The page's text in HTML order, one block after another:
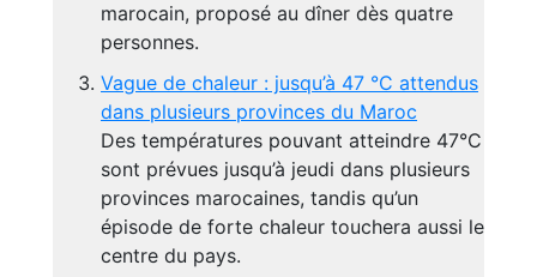
marocain, proposé au dîner dès quatre
personnes.
Vague de chaleur : jusqu’à 47 °C attendus
dans plusieurs provinces du Maroc
Des températures pouvant atteindre 47°C
sont prévues jusqu’à jeudi dans plusieurs
provinces marocaines, tandis qu’un
épisode de forte chaleur touchera aussi le
centre du pays.